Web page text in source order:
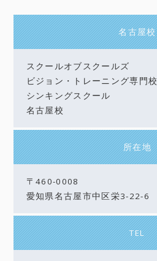
名古屋校
スクールオブスクールズ
ビジョン・トレーニング専門校
シンキングスクール
名古屋校
所在地
〒460-0008
愛知県名古屋市中区栄3-22-6
TEL